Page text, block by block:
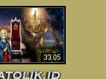
33:05
Apakah Alkitab
Memprediksikan 70
Tahun Tanpa
Seorang Paus?